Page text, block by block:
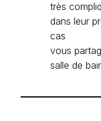
très
dans leur
cas
vous
salle de